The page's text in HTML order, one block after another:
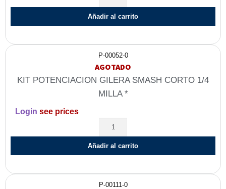
Añadir al carrito
P-00052-0
AGOTADO
KIT POTENCIACION GILERA SMASH CORTO 1/4
MILLA *
Login see prices
Añadir al carrito
P-00111-0